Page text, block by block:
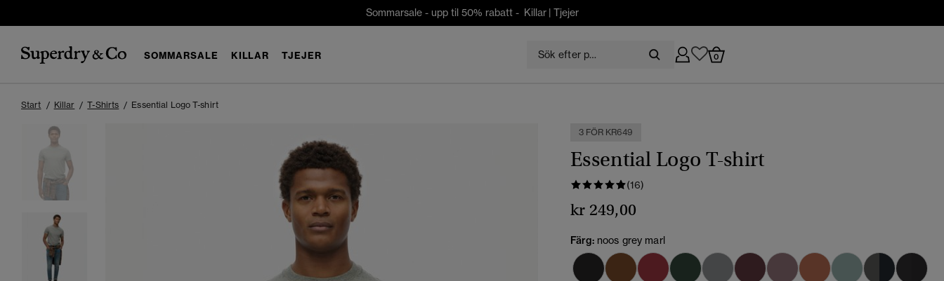
Sommarsale - upp til 50% rabatt - Killar| Tjejer
SOMMARSALE KILLAR TJEJER 0
Start Killar T-Shirts Essential Logo T-shirt
3 FÖR KR649
Essential Logo T-shirt
(16)
kr 249,00
Färg: noos grey marl